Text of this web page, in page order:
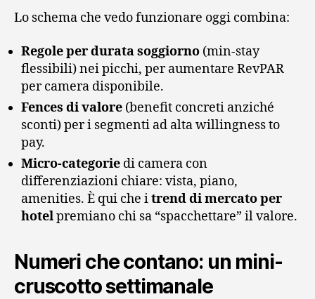
Lo schema che vedo funzionare oggi combina:
Regole per durata soggiorno (min-stay
flessibili) nei picchi, per aumentare RevPAR
per camera disponibile.
Fences di valore (benefit concreti anziché
sconti) per i segmenti ad alta willingness to
pay.
Micro-categorie di camera con
differenziazioni chiare: vista, piano,
amenities. È qui che itrend di mercato per
hotelpremiano chi sa “spacchettare” il valore.
Numeri che contano: un mini-
cruscotto settimanale